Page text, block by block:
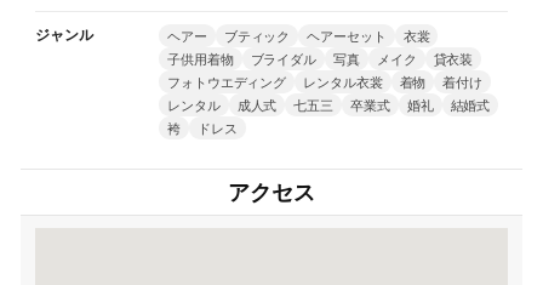
ジャンル ヘアー ブティック ヘアーセット
衣裳
子供用着物
ブライダル 写真 メイク
貸衣装
フォトウエディング
レンタル衣裳 着物
着付け
レンタル
成人式 七五三 卒業式 婚礼
結婚式
袴
ドレス
アクセス